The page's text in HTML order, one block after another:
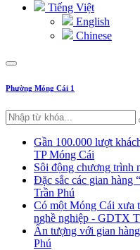
Tiếng Việt
English
Chinese
Phường Móng Cái 1
Gần 100.000 lượt
TP Móng Cái
Sôi động chương trình
Đặc sắc các gian hàng
Trần Phú
Có một Móng Cái xưa
nghề nghiệp - GDTX
Ấn tượng với gian
Phú